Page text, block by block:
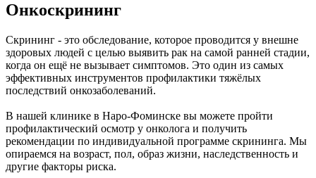
Онкоскрининг
Скрининг - это обследование, которое проводится у внешне
здоровых людей с целью выявить рак на самой ранней стадии,
когда он ещё не вызывает симптомов. Это один из самых
эффективных инструментов профилактики тяжёлых
последствий онкозаболеваний.
В нашей клинике в Наро-Фоминске вы можете пройти
профилактический осмотр у онколога и получить
рекомендации по индивидуальной программе скрининга. Мы
опираемся на возраст, пол, образ жизни, наследственность и
другие факторы риска.